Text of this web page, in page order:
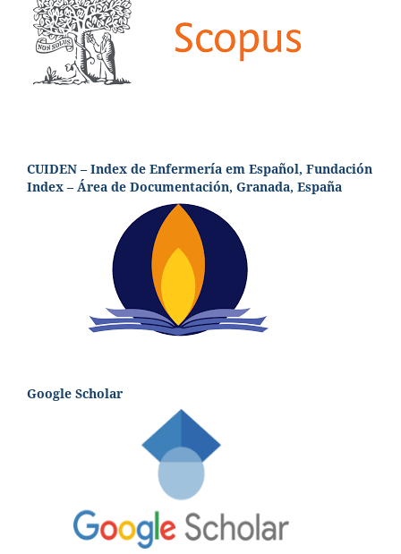
CUIDEN – Index de Enfermería em Español, Fundación
Index – Área de Documentación, Granada, España
Google Scholar